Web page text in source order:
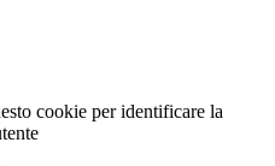
cookie per identificare la